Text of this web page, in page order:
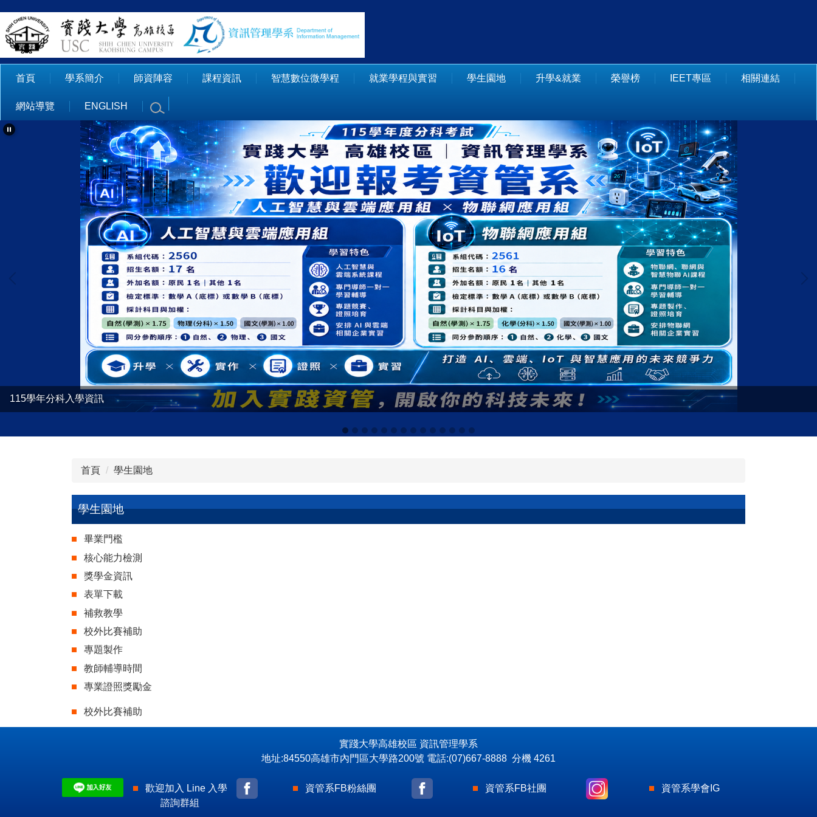
到
主
要
內
首頁 學系簡介 師資陣容 課程資訊 智慧數位微學程 就業學程與實習 學生園地 升學&就業 榮譽榜 IEET專區 相關連結
網站導覽 ENGLISH
115學年分科入學資訊
首頁 學生園地
學生園地
畢業門檻
核心能力檢測
獎學金資訊
表單下載
補救教學
校外比賽補助
專題製作
教師輔導時間
專業證照獎勵金
校外比賽補助
實踐大學高雄校區 資訊管理學系
地址:84550高雄市內門區大學路200號 電話:(07)667-8888 分機 4261
歡迎加入 Line 入學
諮詢群組
資管系FB粉絲團 資管系FB社團 資管系學會IG